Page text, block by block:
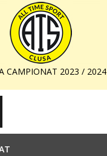
CAMPIONAT 2023 / 2024